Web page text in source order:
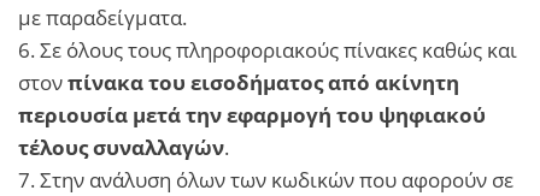
με παραδείγματα.
6. Σε όλους τους πληροφοριακούς πίνακες καθώς και
στονπίνακα του εισοδήματος από ακίνητη
περιουσία μετά την εφαρμογή του ψηφιακού
τέλους συναλλαγών.
7. Στην ανάλυση όλων των κωδικών που αφορούν σε